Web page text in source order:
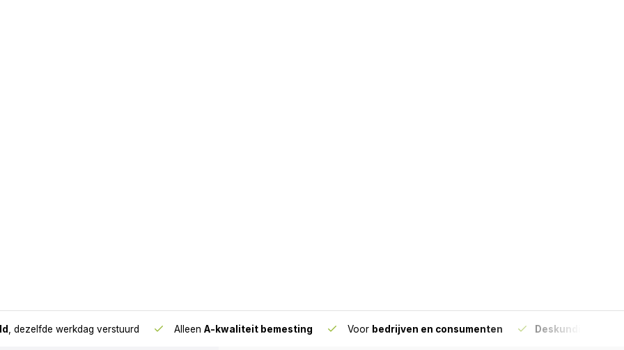
tuin? Bestel dan nu de BSI
planten. Je kunt
Liever persoonlijk
medewerkers je graag
voor gebruik het etiket
, dezelfde werkdag verstuurd Alleen A-kwaliteit bemesting Voor bedrijven en consumenten Deskundig advies